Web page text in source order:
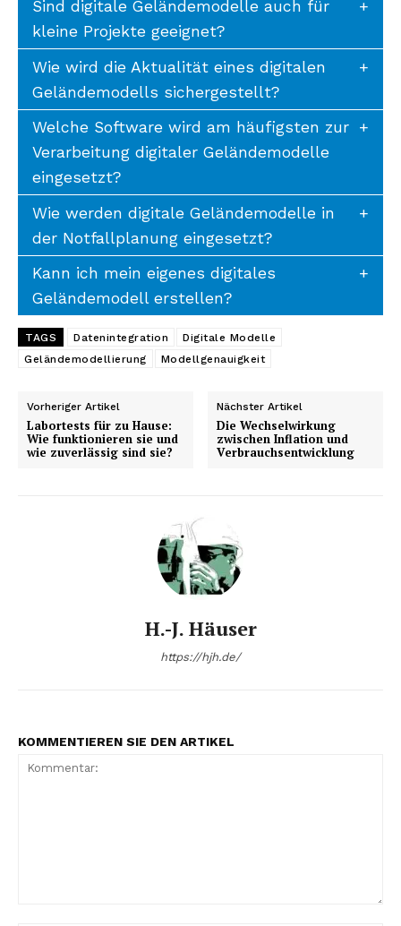
Sind digitale Geländemodelle auch für
kleine Projekte geeignet?
Wie wird die Aktualität eines digitalen
Geländemodells sichergestellt?
Welche Software wird am häufigsten zur
Verarbeitung digitaler Geländemodelle
eingesetzt?
Wie werden digitale Geländemodelle in
der Notfallplanung eingesetzt?
Kann ich mein eigenes digitales
Geländemodell erstellen?
TAGS Datenintegration
Digitale Modelle
Geländemodellierung
Modellgenauigkeit
Vorheriger Artikel
Labortests für zu Hause:
Wie funktionieren sie und
wie zuverlässig sind sie?
Nächster Artikel
Die Wechselwirkung
zwischen Inflation und
Verbrauchsentwicklung
H.-J. Häuser
https://hjh.de/
KOMMENTIEREN SIE DEN ARTIKEL